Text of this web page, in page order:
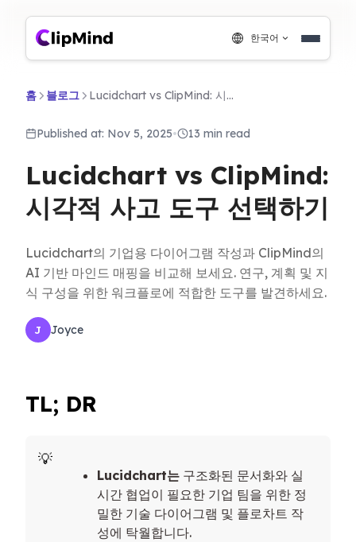
한국어
홈 블로그 Lucidchart vs ClipMind: 시각적 사고 도구 선택하기
Published at: Nov 5, 2025• 13 min read
Lucidchart vs ClipMind:
시각적 사고 도구 선택하기
Lucidchart의 기업용 다이어그램 작성과 ClipMind의
AI 기반 마인드 매핑을 비교해 보세요. 연구, 계획 및 지
식 구성을 위한 워크플로에 적합한 도구를 발견하세요.
J Joyce
TL; DR
Lucidchart는 구조화된 문서화와 실
시간 협업이 필요한 기업 팀을 위한 정
밀한 기술 다이어그램 및 플로차트 작
성에 탁월합니다.